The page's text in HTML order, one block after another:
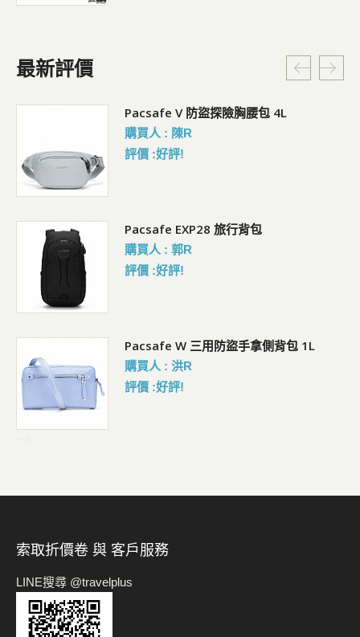
最新評價
Pacsafe V 防盜探險胸腰包 4L
購買人 : 陳R
評價 :好評!
Pacsafe EXP28 旅行背包
購買人 : 郭R
評價 :好評!
Pacsafe W 三用防盜手拿側背包 1L
購買人 : 洪R
評價 :好評!
索取折價卷 與 客戶服務
LINE搜尋 @travelplus